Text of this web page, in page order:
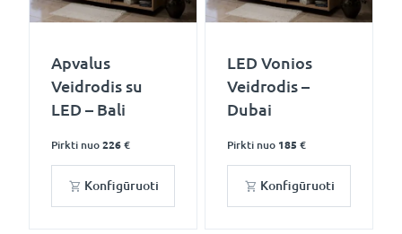
Apvalus
Veidrodis su
LED – Bali
Pirkti nuo 226 €
Konfigūruoti
LED Vonios
Veidrodis –
Dubai
Pirkti nuo 185 €
Konfigūruoti